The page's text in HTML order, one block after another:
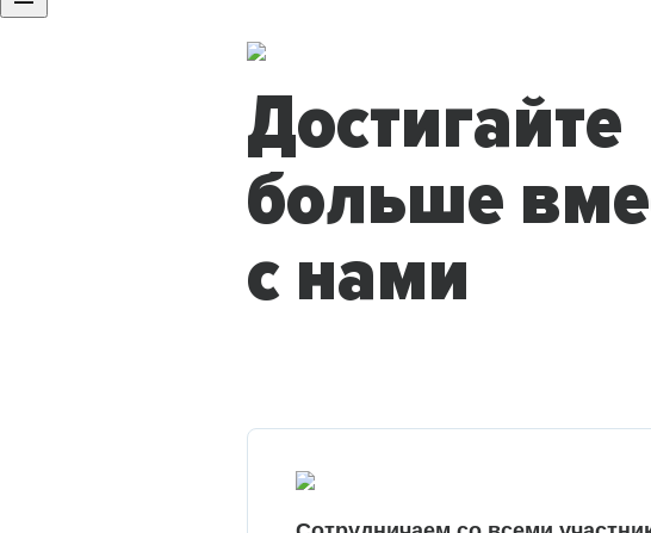
Достигайте
больше
с нами